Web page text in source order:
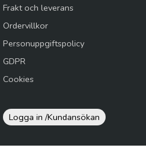
Frakt och leverans
Ordervillkor
Personuppgiftspolicy
GDPR
Cookies
Logga in /Kundansökan